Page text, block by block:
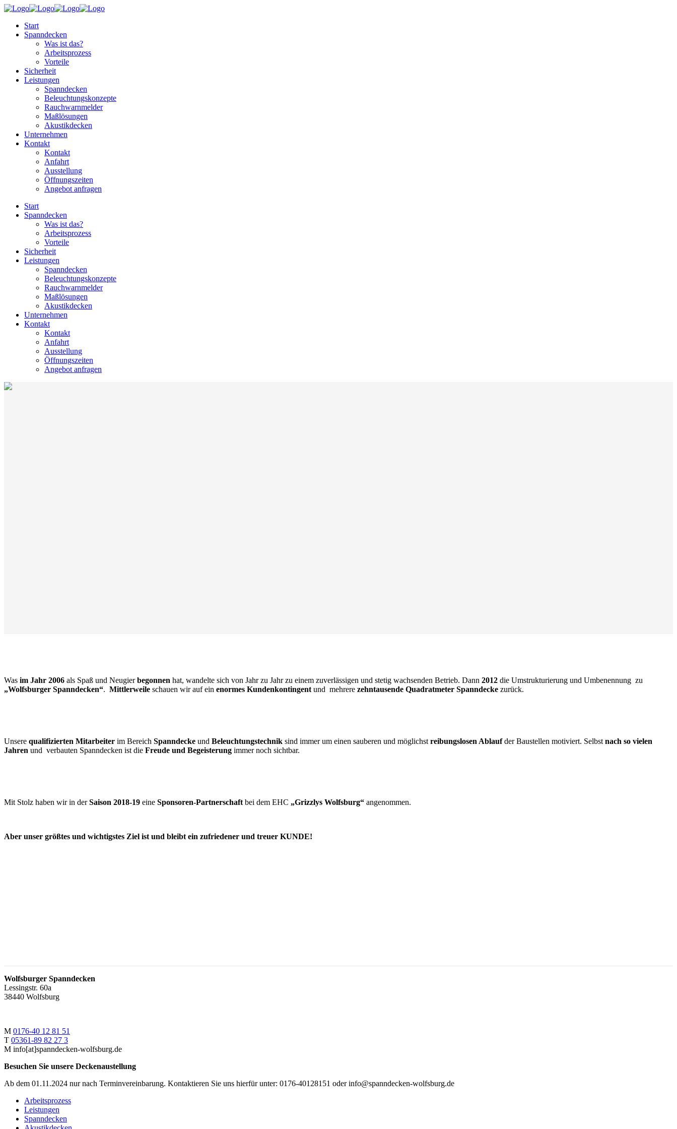
Start
Spanndecken
Was ist das?
Arbeitsprozess
Vorteile
Sicherheit
Leistungen
Spanndecken
Beleuchtungskonzepte
Rauchwarnmelder
Maßlösungen
Akustikdecken
Unternehmen
Kontakt
Kontakt
Anfahrt
Ausstellung
Öffnungszeiten
Angebot anfragen
Start
Spanndecken
Was ist das?
Arbeitsprozess
Vorteile
Sicherheit
Leistungen
Spanndecken
Beleuchtungskonzepte
Rauchwarnmelder
Maßlösungen
Akustikdecken
Unternehmen
Kontakt
Kontakt
Anfahrt
Ausstellung
Öffnungszeiten
Angebot anfragen
Was im Jahr 2006 als Spaß und Neugierbegonnen hat, wandelte sich von Jahr zu Jahr zu einem zuverlässigen und stetig wachsenden Betrieb. Dann 2012 die Umstrukturierung und Umbenennung zu
„Wolfsburger Spanndecken“. Mittlerweile schauen wir auf ein enormes Kundenkontingent und mehrere zehntausende Quadratmeter Spanndecke zurück.
Unsere qualifizierten Mitarbeiter im Bereich Spanndecke und Beleuchtungstechnik sind immer um einen sauberen und möglichst reibungslosen Ablaufder Baustellen motiviert. Selbst nach so vielen
Jahren und verbauten Spanndecken ist die Freude und Begeisterung immer noch sichtbar.
Mit Stolz haben wir in derSaison 2018-19 eine Sponsoren-Partnerschaft bei dem EHC „Grizzlys Wolfsburg“ angenommen.
Aber unser größtes und wichtigstes Ziel ist und bleibt ein zufriedener und treuer KUNDE!
Wolfsburger Spanndecken
Lessingstr. 60a
38440 Wolfsburg
M ‭0176-40 12 81 51
T ‭05361-89 82 27 3
M info[at]spanndecken-wolfsburg.de
Besuchen Sie unsere Deckenaustellung
Ab dem 01.11.2024 nur nach Terminvereinbarung. Kontaktieren Sie uns hierfür unter: 0176-40128151 oder info@spanndecken-wolfsburg.de
Arbeitsprozess
Leistungen
Spanndecken